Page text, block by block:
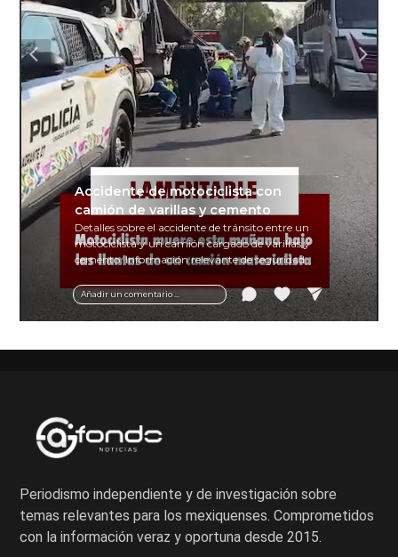
Añadir un comentario ...
Accidente de motociclista con
camión de varillas y cemento
Detalles sobre el accidente de tránsito entre un
motociclista y un camión cargado de varillas y
cemento. Información relevante de seguridad
vial y recomendaciones para motociclistas.
Periodismo independiente y de investigación sobre
temas relevantes para los mexiquenses. Comprometidos
con la información veraz y oportuna desde 2015.